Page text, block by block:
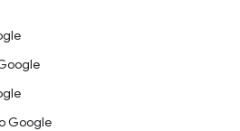
Google